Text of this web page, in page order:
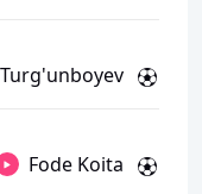
Fode Koita